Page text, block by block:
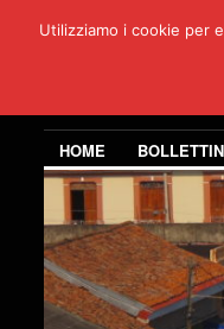
HOME
Utilizziamo i cookie per